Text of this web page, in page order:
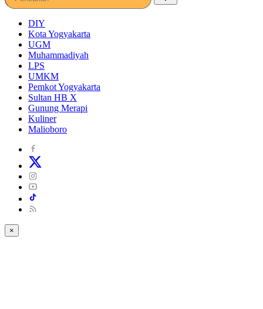
DIY
Kota Yogyakarta
UGM
Muhammadiyah
LPS
UMKM
Pemkot Yogyakarta
Sultan HB X
Gunung Merapi
Kuliner
Malioboro
×